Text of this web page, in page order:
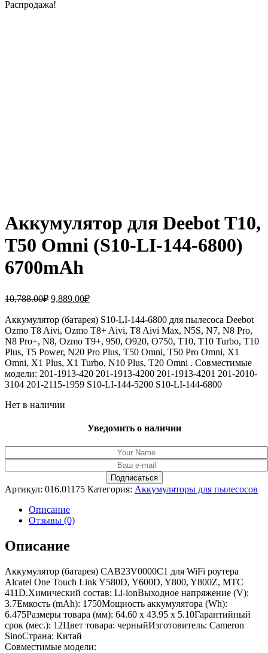
Распродажа!
Аккумулятор для Deebot T10,
T50 Omni (S10-LI-144-6800)
6700mAh
10,788.00₽ Первоначальная
составляла
10,788.00₽.
9,889.00₽Текущая
9,889.00₽.
Аккумулятор (батарея) S10-LI-144-6800 для пылесоса Deebot
Ozmo T8 Aivi, Ozmo T8+ Aivi, T8 Aivi Max, N5S, N7, N8 Pro,
N8 Pro+, N8, Ozmo T9+, 950, O920, O750, T10, T10 Turbo, T10
Plus, T5 Power, N20 Pro Plus, T50 Omni, T50 Pro Omni, X1
Omni, X1 Plus, X1 Turbo, N10 Plus, T20 Omni . Совместимые
модели: 201-1913-420 201-1913-4200 201-1913-4201 201-2010-
3104 201-2115-1959 S10-LI-144-5200 S10-LI-144-6800
Нет в наличии
Уведомить о наличии
Артикул: 016.01175 Категория: Аккумуляторы для пылесосов
Описание
Отзывы (0)
Описание
Аккумулятор (батарея) CAB23V0000C1 для WiFi роутера
Alcatel One Touch Link Y580D, Y600D, Y800, Y800Z, МТС
411D.Химический состав: Li-ionВыходное напряжение (V):
3.7Емкость (mAh): 1750Мощность аккумулятора (Wh):
6.475Размеры товара (мм): 64.60 x 43.95 x 5.10Гарантийный
срок (мес.): 12Цвет товара: черныйИзготовитель: Cameron
SinoСтрана: Китай
Совместимые модели: